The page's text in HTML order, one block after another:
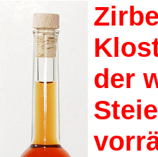
der